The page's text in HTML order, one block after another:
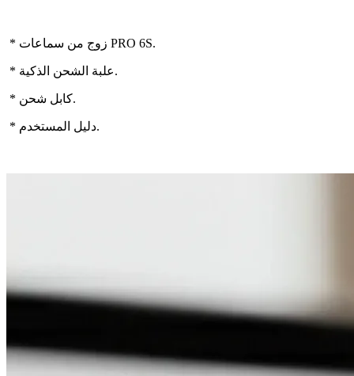
* زوج من سماعات PRO 6S.
* علبة الشحن الذكية.
* كابل شحن.
* دليل المستخدم.